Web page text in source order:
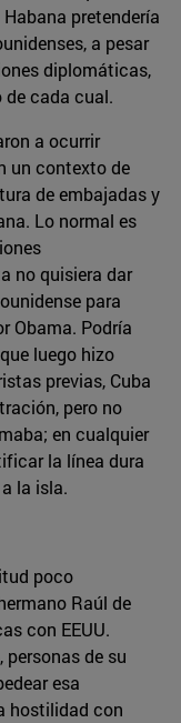
pretendería
a pesar
diplomáticas,
cada cual.
a ocurrir
un contexto de
de embajadas y
Lo normal es
no quisiera dar
para
Obama. Podría
luego hizo
previas, Cuba
pero no
en cualquier
la línea dura
la isla.
poco
Raúl de
con EEUU.
personas de su
esa
hostilidad con